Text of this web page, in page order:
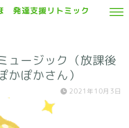
発達支援リトミック
ュージック（放課後
かぽかさん）
2021年10月3日